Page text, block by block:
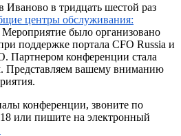
Иваново в тридцать шестой раз
центры обслуживания:
Мероприятие было организовано
поддержке портала CFO Russia и
Партнером конференции стала
вашему вниманию
конференции, звоните по
или пишите на электронный